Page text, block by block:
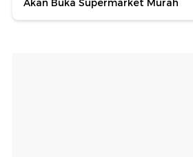
Akan Buka Supermarket Murah